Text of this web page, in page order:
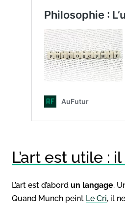
L’art est utile :
L’art est d’abord un langage.
Quand Munch peint Le Cri, il